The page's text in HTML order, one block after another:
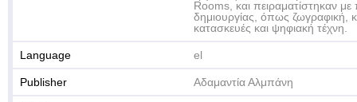
Rooms, και πειραματίστηκαν με
δημιουργίας, όπως ζωγραφική,
κατασκευές και ψηφιακή τέχνη.
Language el
Publisher Αδαμαντία Αλμπάνη